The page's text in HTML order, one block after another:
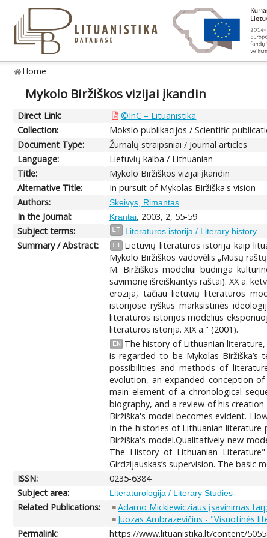
Home
Mykolo Biržiškos vizijai įkandin
Direct Link:
©InC – Lituanistika
Collection:
Mokslo publikacijos / Scientific
Document Type:
Žurnalų straipsniai / Journal articles
Language:
Lietuvių kalba / Lithuanian
Title:
Mykolo Biržiškos vizijai įkandin
Alternative Title:
In pursuit of Mykolas Biržiška's vision
Authors:
Skeivys, Rimantas
In the Journal: Krantai, 2003, 2, 55-59
Subject terms:
LT Literatūros istorija / Literary history.
Summary / Abstract: LT Lietuvių literatūros istorija kaip
Mykolo Biržiškos vadovėlis „Mūsų
M. Biržiškos modeliui būdinga
savimonę išreiškiantys raštai). XX a.
erozija, tačiau lietuvių literatūros
istorijose ryškus marksistinės
literatūros istorijos modelius
literatūros istorija. XIX a." (2001).
EN
The history of Lithuanian
is regarded to be Mykolas
possibilities and methods of
evolution, an expanded conception
main element of a chronological
biography, and a review of his
Biržiška's model becomes evident.
In the histories of Lithuanian
Biržiška's model.Qualitatively new
The History of Lithuanian
Girdzijauskas’s supervision. The
ISSN:
0235-6384
Subject area:
Literatūrologija / Literary Studies
Related Publications: Adamo Mickiewicziaus įsavinimas
Juozas Ambrazevičius - "Visuotinės
Permalink:
https://www.lituanistika.lt/content/